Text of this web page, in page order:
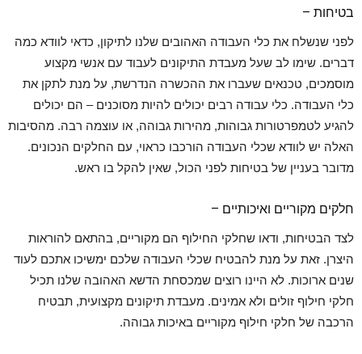
בטיחות –
לפני שנשלח את כלי העבודה האהובים שלנו לתיקון, כדאי לוודא כמה
דברים. שימו לב שעל מעבדת התיקונים לעבוד עם אנשי מקצוע
מוסמכים, טכנאים שעברו את ההכשרה הנדרשת, על מנת לתקן את
כלי העבודה. כלי עבודה רבים יכולים להיות מסוכנים – הם יכולים
להגיע לטמפרטורות גבוהות, מהירות גבוהה, או עוצמה רבה. מהסיבות
האלה יש לוודא שכלי העבודה הורכבו כראוי, עם החלקים הנכונים.
מדובר בעניין של בטיחות לפני הכול, שאין להקל בו ראש.
חלקים מקוריים ואיכותיים –
לצד הבטיחות, ודאו שחלקי החילוף הם מקוריים, בהתאם להוראות
היצרן. זאת על מנת להבטיח שכלי העבודה שלכם ימשיכו אתכם לעוד
שנים ארוכות. לא היינו רוצים שמכסחת הדשא האהובה שלנו תכיל
חלקי חילוף זולים ולא אמינים. מעבדת תיקונים מקצועית, תבטיח
הרכבה של חלקי חילוף מקוריים באיכות גבוהה.